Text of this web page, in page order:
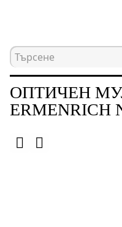
Начална страница
ОПТИЧЕН
ERMENRICH